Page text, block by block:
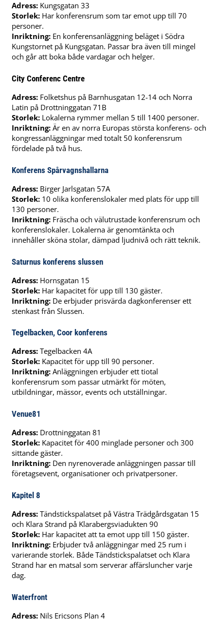
Adress: Kungsgatan 33
Storlek: Har konferensrum som tar emot upp till 70
personer.
Inriktning: En konferensanläggning beläget i Södra
Kungstornet på Kungsgatan. Passar bra även till mingel
och går att boka både vardagar och helger.
City Conferenc Centre
Adress: Folketshus på Barnhusgatan 12-14 och Norra
Latin på Drottninggatan 71B
Storlek: Lokalerna rymmer mellan 5 till 1400 personer.
Inriktning: Är en av norra Europas största konferens- och
kongressanläggningar med totalt 50 konferensrum
fördelade på två hus.
Konferens Spårvagnshallarna
Adress: Birger Jarlsgatan 57A
Storlek: 10 olika konferenslokaler med plats för upp till
130 personer.
Inriktning: Fräscha och välutrustade konferensrum och
konferenslokaler. Lokalerna är genomtänkta och
innehåller sköna stolar, dämpad ljudnivå och rätt teknik.
Saturnus konferens slussen
Adress: Hornsgatan 15
Storlek: Har kapacitet för upp till 130 gäster.
Inriktning: De erbjuder prisvärda dagkonferenser ett
stenkast från Slussen.
Tegelbacken, Coor konferens
Adress: Tegelbacken 4A
Storlek: Kapacitet för upp till 90 personer.
Inriktning: Anläggningen erbjuder ett tiotal
konferensrum som passar utmärkt för möten,
utbildningar, mässor, events och utställningar.
Venue81
Adress: Drottninggatan 81
Storlek: Kapacitet för 400 minglade personer och 300
sittande gäster.
Inriktning: Den nyrenoverade anläggningen passar till
företagsevent, organisationer och privatpersoner.
Kapitel 8
Adress: Tändstickspalatset på Västra Trädgårdsgatan 15
och Klara Strand på Klarabergsviadukten 90
Storlek: Har kapacitet att ta emot upp till 150 gäster.
Inriktning: Erbjuder två anläggningar med 25 rum i
varierande storlek. Både Tändstickspalatset och Klara
Strand har en matsal som serverar affärsluncher varje
dag.
Waterfront
Adress: Nils Ericsons Plan 4